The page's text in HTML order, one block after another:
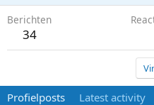
Berichten
34
Profielposts Latest activity